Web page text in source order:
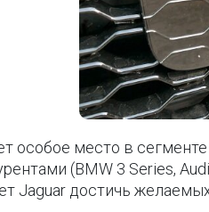
особое место в
(BMW 3 Series,
Jaguar достичь